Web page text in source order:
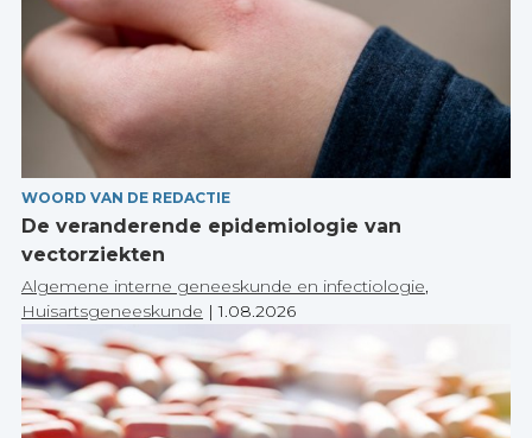
WOORD VAN DE REDACTIE
De veranderende epidemiologie van
vectorziekten
Algemene interne geneeskunde en infectiologie,
Huisartsgeneeskunde |1.08.2026